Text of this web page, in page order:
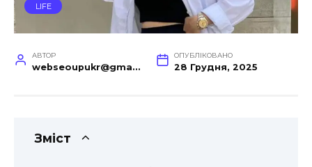
LIFE
АВТОР
webseoupukr@gmail.com
ОПУБЛІКОВАНО
28 Грудня, 2025
Зміст